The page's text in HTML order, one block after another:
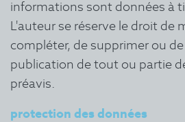
informations sont données à
L'auteur se réserve le droit de
compléter, de supprimer ou
publication de tout ou partie
préavis.
protection des données